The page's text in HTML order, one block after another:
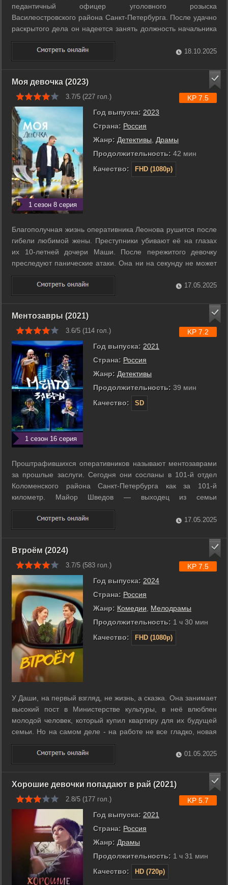
педантичный офицер уголовного розыска
Василеостровского района Санкт-Петербурга. После удачно
раскрытого дела он надеется занять должность начальника
отдела, но должность неожиданно занимает переведенный
из другого города полковник Василий Емельянов. Между
двумя сильными личностями возникает напряжение ...
18.10.2025
Моя девочка (2023)
3.7/5 (227 гол.)
1 сезон 8 серия
Год выпуска: 2023
Страна: Россия
Жанр: Детективы
Драмы
Продолжительность: 42 мин
Качество:
FHD (1080p)
KP 7.5
Благополучная жизнь оперативника Леонова рушится после
гибели любимой жены. Преступники убивают её на глазах
их 10-летней дочери Маши. После пережитого девочку
преследуют панические атаки. Она ни на секунду не может
отпустить отца - боится, что с ним тоже случится трагедия.
Полицейскому ничего не остается, как брать дочь с собой на
службу. ...
17.05.2025
Ментозавры (2021)
3.6/5 (114 гол.)
1 сезон 16 серия
Год выпуска: 2021
Страна: Россия
Жанр: Детективы
Продолжительность: 39 мин
Качество:
SD
KP 7.2
Проштрафившихся оперативников называют ментозаврами
за прошлые заслуги. Сегодня они сосланы в 101-й отдел
Коломенского района Санкт-Петербурга как за 101-й
километр. Майор Шведов ― выходец из семьи
архитекторов, развелся с женой и заливает горе алкоголем.
Капитан Орехов не может без игры и спорит на деньги со
всеми и по любому поводу. Человек-гора ...
17.05.2025
Втроём (2024)
3.7/5 (583 гол.)
Год выпуска: 2024
Страна: Россия
Жанр: Комедии
Мелодрамы
Продолжительность: 1 ч 30 мин
Качество:
FHD (1080p)
KP 7.5
У Даши, на первый взгляд, не жизнь, а сказка. Она занимает
высокий пост в Министерстве культуры, в неё влюблен
молодой человек, который купил квартиру для их будущей
семьи. Но на самом деле - на работе не все гладко, новая
квартира - с видом на пустырь, а возлюбленного больше
интересует мнение мамы. Даша решается на побег - в
командировку по ...
01.05.2025
Хорошие девочки попадают в рай (2021)
2.8/5 (177 гол.)
Год выпуска: 2021
Страна: Россия
Жанр: Драмы
Продолжительность: 1 ч 31 мин
Качество:
HD (720p)
KP 5.7